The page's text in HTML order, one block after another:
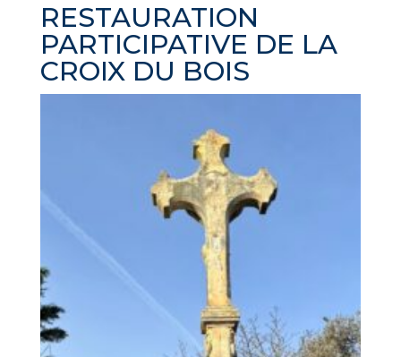
RESTAURATION
PARTICIPATIVE DE LA
CROIX DU BOIS